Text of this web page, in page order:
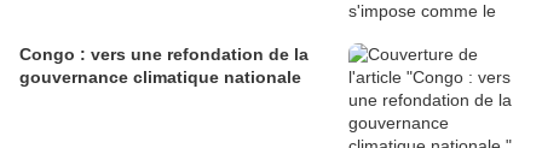
Congo : vers une refondation de la
gouvernance climatique nationale